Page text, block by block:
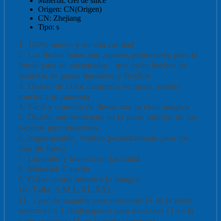
Origen: CN(Origen)
CN: Zhejiang
Tipo: s
1. 100% nuevo y de alta calidad
2. Las lindas botas son zapatos protectores para la
lluvia para su encantador , que están hechos de
material de goma duradero y flexible.
3. Diseño de color caramelo de moda, resalta
mucho a tu mascota
4. Fácil y cómodo de llevar con la cinta mágica
5. Diseño antideslizante en la parte inferior de los
zapatos para mascotas.
6. Impermeable, vestido perfectamente para los
días de lluvia
7. Límpielo y lávelo con facilidad
8. Material: Caucho
9. Color: como muestra la imagen
10. Talla: S,M,L,XL,XXL
11. 1 par de zapatos para mascotas (4 en la parte
superior) o 1 chubasquero para mascotas (1 en la